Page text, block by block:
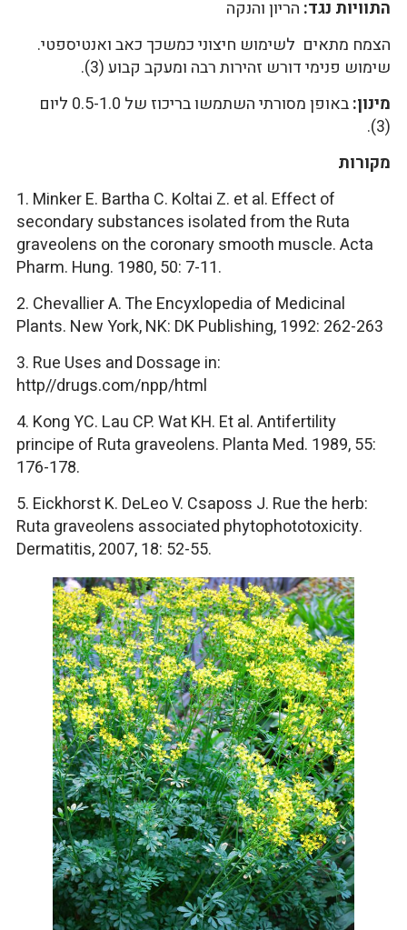
התוויות נגד: הריון והנקה
הצמח מתאים לשימוש חיצוני כמשכך כאב ואנטיספטי.
שימוש פנימי דורש זהירות רבה ומעקב קבוע (3).
מינון:
באופן מסורתי השתמשו בריכוז של 0.5-1.0 ליום
(3).
מקורות
1. Minker E. Bartha C. Koltai Z. et al. Effect of
secondary substances isolated from the Ruta
graveolens on the coronary smooth muscle. Acta
Pharm. Hung. 1980, 50: 7-11.
2. Chevallier A. The Encyxlopedia of Medicinal
Plants. New York, NK: DK Publishing, 1992: 262-263
3. Rue Uses and Dossage in:
http//drugs.com/npp/html
4. Kong YC. Lau CP. Wat KH. Et al. Antifertility
principe of Ruta graveolens. Planta Med. 1989, 55:
176-178.
5. Eickhorst K. DeLeo V. Csaposs J. Rue the herb:
Ruta graveolens associated phytophototoxicity.
Dermatitis, 2007, 18: 52-55.